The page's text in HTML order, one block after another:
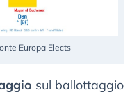
Europa Elects
sul ballottaggio